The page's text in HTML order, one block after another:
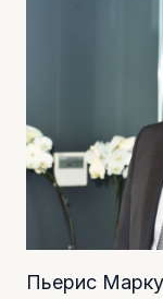
Пьерис